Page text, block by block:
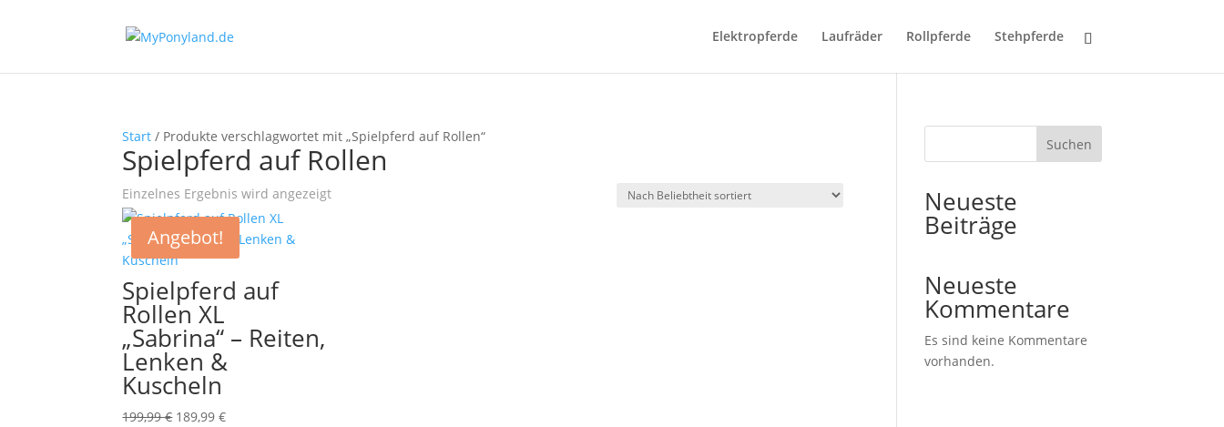
Elektropferde Laufräder Rollpferde Stehpferde
Start / Produkte verschlagwortet mit „Spielpferd auf Rollen“
Spielpferd auf Rollen
Einzelnes Ergebnis wird angezeigt
Angebot!
Spielpferd auf
Rollen XL
„Sabrina“ – Reiten,
Lenken &
Kuscheln
199,99€ Ursprünglicher
189,99€Aktueller
Suchen
Neueste
Beiträge
Neueste
Kommentare
Es sind keine Kommentare
vorhanden.